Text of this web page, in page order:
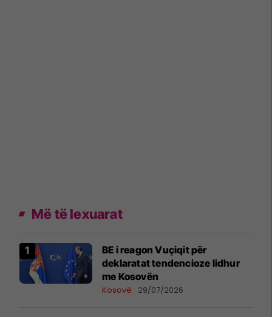
Më të lexuarat
BE i reagon Vuçiqit për
deklaratat tendencioze lidhur
me Kosovën
Kosovë 29/07/2026